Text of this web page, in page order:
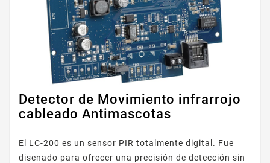
Detector de Movimiento infrarrojo
cableado Antimascotas
El LC-200 es un sensor PIR totalmente digital. Fue
disenado para ofrecer una precisión de detección sin